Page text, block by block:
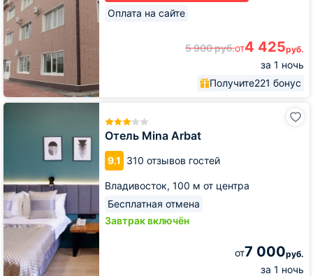
Оплата на сайте
5 900руб.от4 425руб.
за 1 ночь
Получите221 бонус
Отель Mina Arbat
9.1 310 отзывов гостей
Владивосток, 100 м от центра
Бесплатная отмена
Завтрак включён
от7 000руб.
за 1 ночь
Отель